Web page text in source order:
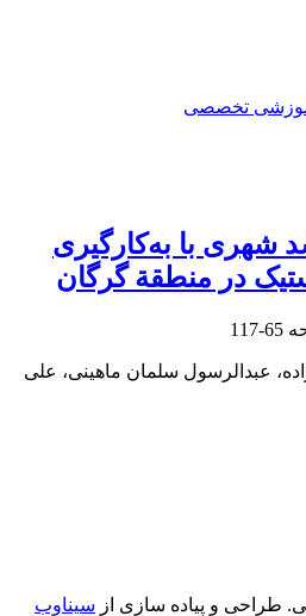
آموزشی تخصصی
شهری با به‌کارگیری
در منطقة گرگان
65-117
عبدالرسول سلمان ماهینی، علی
طراحی و پیاده سازی از سیناوب